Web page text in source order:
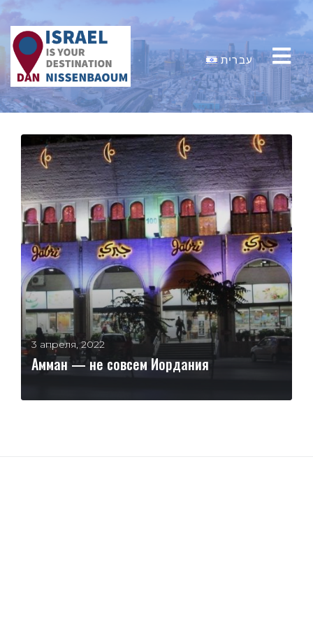
עברית
3 апреля, 2022
Амман — не совсем Иордания